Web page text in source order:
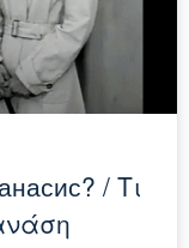
/ Τι